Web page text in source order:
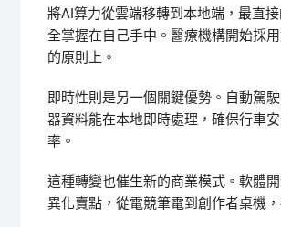
將AI算力從雲端移轉到本地端，最直
全掌握在自己手中。醫療機構開始採
的原則上。
即時性則是另一個關鍵優勢。自動駕
器資料能在本地即時處理，確保行車
率。
這種轉變也催生新的商業模式。軟體
異化賣點，從電競筆電到創作者桌機